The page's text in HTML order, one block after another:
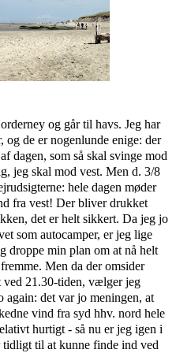
og går til havs. Jeg har
de er nogenlunde enige: der
dagen, som så skal svinge mod
jeg skal mod vest. Men d. 3/8
hele dagen møder
fra vest! Der bliver drukket
det er helt sikkert. Da jeg jo
som autocamper, er jeg lige
droppe min plan om at nå helt
Men da der omsider
ved 21.30-tiden, vælger jeg
det var jo meningen, at
vind fra syd hhv. nord hele
hurtigt - så nu er jeg igen i
til at kunne finde ind ved